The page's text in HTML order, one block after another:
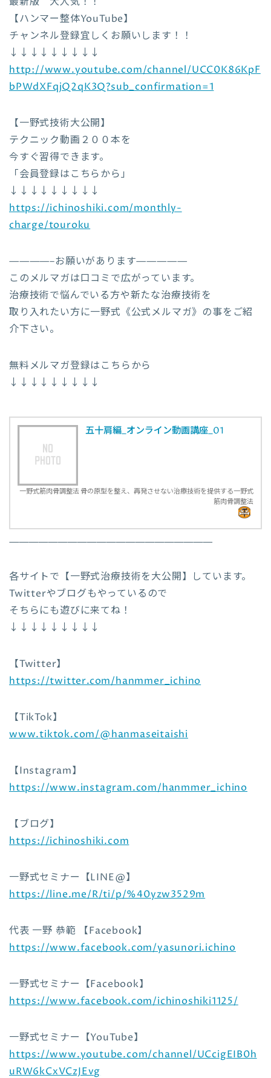
【ハンマー整体YouTube】
チャンネル登録宜しくお願いします！！
↓↓↓↓↓↓↓↓↓
http://www.youtube.com/channel/UCC0K86KpF
bPWdXFqjQ2qK3Q?sub_confirmation=1
【一野式技術大公開】
テクニック動画２００本を
今すぐ習得できます。
「会員登録はこちらから」
↓↓↓↓↓↓↓↓↓
https://ichinoshiki.com/monthly-
charge/touroku
————–お願いがあります—————
このメルマガは口コミで広がっています。
治療技術で悩んでいる方や新たな治療技術を
取り入れたい方に一野式《公式メルマガ》の事をご紹
介下さい。
無料メルマガ登録はこちらから
↓↓↓↓↓↓↓↓↓
五十肩編_オンライン動画講座_01
一野式筋肉骨調整法 骨の原型を整え、再発させない治療技術を提供する一野式
筋肉骨調整法
—————————————————————
各サイトで【一野式治療技術を大公開】しています。
Twitterやブログもやっているので
そちらにも遊びに来てね！
↓↓↓↓↓↓↓↓↓
【Twitter】
https://twitter.com/hanmmer_ichino
【TikTok】
www.tiktok.com/@hanmaseitaishi
【Instagram】
https://www.instagram.com/hanmmer_ichino
【ブログ】
https://ichinoshiki.com
一野式セミナー【LINE@】
https://line.me/R/ti/p/%40yzw3529m
代表 一野 恭範 【Facebook】
https://www.facebook.com/yasunori.ichino
一野式セミナー【Facebook】
https://www.facebook.com/ichinoshiki1125/
一野式セミナー【YouTube】
https://www.youtube.com/channel/UCcigEIB0h
uRW6kCxVCzJEvg